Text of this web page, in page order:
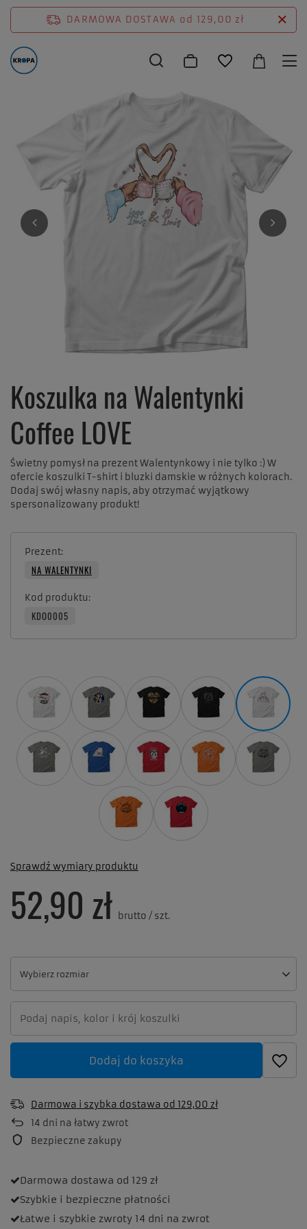
DARMOWA DOSTAWA od 129,00 zł
Koszulka na Walentynki
Coffee LOVE
Świetny pomysł na prezent Walentynkowy i nie tylko :) W
ofercie koszulki T-shirt i bluzki damskie w różnych kolorach.
Dodaj swój własny napis, aby otrzymać wyjątkowy
spersonalizowany produkt!
Prezent
NA WALENTYNKI
Kod produktu
KDO0005
Wybierz rozmiar
Wybierz rozmiar
Sprawdź wymiary produktu
52,90 zł brutto / szt.
Dodaj do koszyka
Darmowa i szybka dostawa od 129,00 zł
14 dni na łatwy zwrot
Bezpieczne zakupy
Darmowa dostawa od 129 zł
Szybkie i bezpieczne płatności
Łatwe i szybkie zwroty 14 dni na zwrot